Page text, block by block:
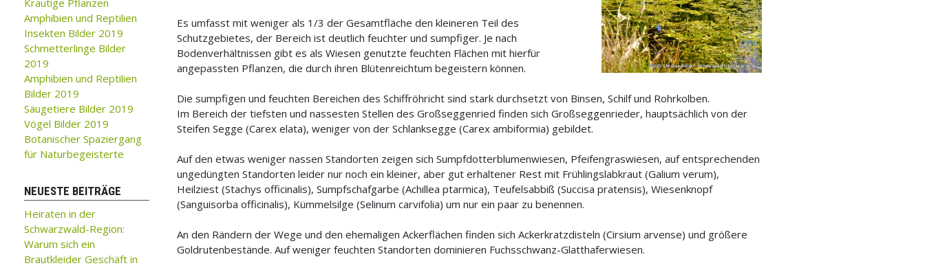
Amphibien und Reptilien
Insekten Bilder 2019
Schmetterlinge Bilder
2019
Amphibien und Reptilien
Bilder 2019
Säugetiere Bilder 2019
Vögel Bilder 2019
Botanischer Spaziergang
für Naturbegeisterte
NEUESTE BEITRÄGE
Heiraten in der
Schwarzwald-Region:
Warum sich ein
Brautkleider Geschäft in
Es umfasst mit weniger als 1/3 der Gesamtfläche den kleineren Teil des
Schutzgebietes, der Bereich ist deutlich feuchter und sumpfiger. Je nach
Bodenverhältnissen gibt es als Wiesen genutzte feuchten Flächen mit hierfür
angepassten Pflanzen, die durch ihren Blütenreichtum begeistern können.
Die sumpfigen und feuchten Bereichen des Schiffröhricht sind stark durchsetzt von Binsen, Schilf und Rohrkolben.
Im Bereich der tiefsten und nassesten Stellen des Großseggenried finden sich Großseggenrieder, hauptsächlich von der
Steifen Segge (Carex elata), weniger von der Schlanksegge (Carex ambiformia) gebildet.
Auf den etwas weniger nassen Standorten zeigen sich Sumpfdotterblumenwiesen, Pfeifengraswiesen, auf entsprechenden
ungedüngten Standorten leider nur noch ein kleiner, aber gut erhaltener Rest mit Frühlingslabkraut (Galium verum),
Heilziest (Stachys officinalis), Sumpfschafgarbe (Achillea ptarmica), Teufelsabbiß (Succisa pratensis), Wiesenknopf
(Sanguisorba officinalis), Kümmelsilge (Selinum carvifolia) um nur ein paar zu benennen.
An den Rändern der Wege und den ehemaligen Ackerflächen finden sich Ackerkratzdisteln (Cirsium arvense) und größere
Goldrutenbestände. Auf weniger feuchten Standorten dominieren Fuchsschwanz-Glatthaferwiesen.